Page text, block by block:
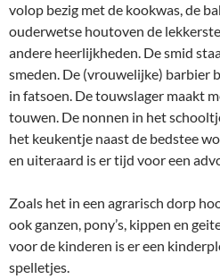
volop bezig met de kookwas, de
ouderwetse houtoven de
andere heerlijkheden. De smid
smeden. De (vrouwelijke) barbier
in fatsoen. De touwslager maakt
touwen. De nonnen in het
het keukentje naast de bedstee
en uiteraard is er tijd voor een
Zoals het in een agrarisch dorp
ook ganzen, pony’s, kippen en
voor de kinderen is er een
spelletjes. De